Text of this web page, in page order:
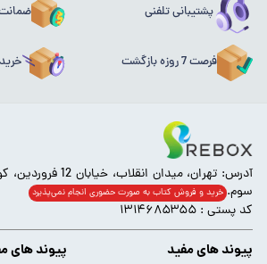
پشتیبانی تلفنی
فرصت 7 روزه بازگشت
سوم. خرید و فروش کتاب به صورت حضوری انجام‌ نمی‌پذیرد
کد پستی : ۱۳۱۴۶۸۵۳۵۵
پیوند های مفید پیوند های